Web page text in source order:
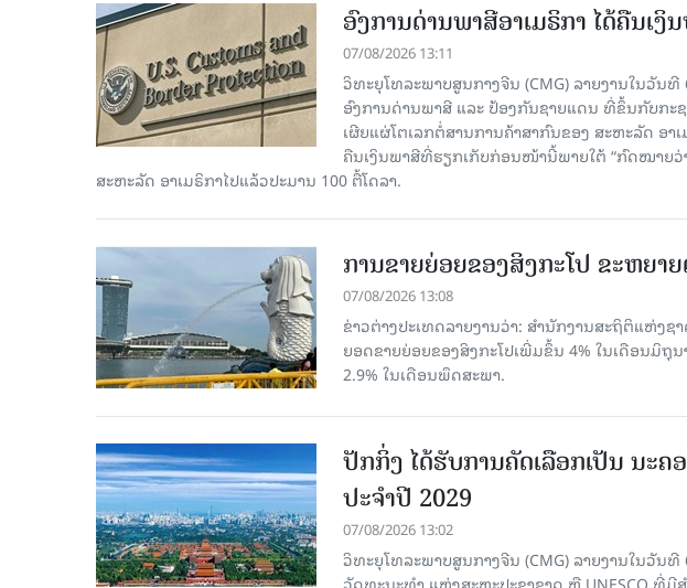
ອົງການດ່ານພາສີອາເມຣິກາ ໄດ້ຄືນເ
07/08/2026 13:11
ວິທະຍຸໂທລະພາບສູນກາງຈີນ (CMG) ລາຍງານໃນວັນ
ອົງການດ່ານພາສີ ແລະ ປ້ອງກັນຊາຍແດນ ທີ່ຂຶ້ນກັບກ
ເຜີຍແຜ່ໂຕເລກຕໍ່ສານການຄ້າສາກົນຂອງ ສະຫະລັດ ອາ
ຄືນເງິນພາສີທີ່ຮຽກເກັບກ່ອນໜ້ານີ້ພາຍໃຕ້ “ກົດໝາຍວ່
ສະຫະລັດ ອາເມຣິກາໄປແລ້ວປະມານ 100 ຕື້ໂດລາ.
ການຂາຍຍ່ອຍຂອງສິງກະໂປ ຂະຫຍາ
07/08/2026 13:08
ຂ່າວຕ່າງປະເທດລາຍງານວ່າ: ສຳນັກງານສະຖິຕິແຫ່ງຊ
ຍອດຂາຍຍ່ອຍຂອງສິງກະໂປເພີ່ມຂຶ້ນ 4% ໃນເດືອນມິ
2.9% ໃນເດືອນພຶດສະພາ.
ປັກກິ່ງ ໄດ້ຮັບການຄັດເລືອກເປັນ ນະ
ປະຈຳປີ 2029
07/08/2026 13:02
ວິທະຍຸໂທລະພາບສູນກາງຈີນ (CMG) ລາຍງານໃນວັນ